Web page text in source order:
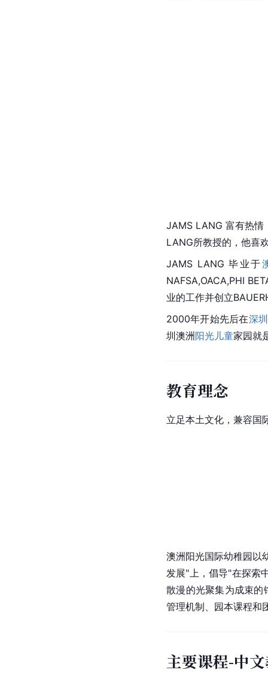
JAMS LANG 富有热情
LANG所教授的，他喜
JAMS LANG 毕业于
NAFSA,OACA,PHI
业的工作并创立
2000年开始先后在深圳
圳澳洲 阳光儿童家园就
教育理念
立足本土文化，兼容国
澳洲阳光国际幼稚园以
发展"上，倡导"在探索
散漫的光聚集为成束的
管理机制、园本课程和
主要课程-中